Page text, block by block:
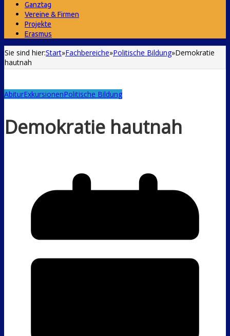
Ganztag
Vereine & Firmen
Projekte
Erasmus
Sie sind hier:Start»Fachbereiche»Politische Bildung»Demokratie
hautnah
AbiturExkursionenPolitische Bildung
Demokratie hautnah